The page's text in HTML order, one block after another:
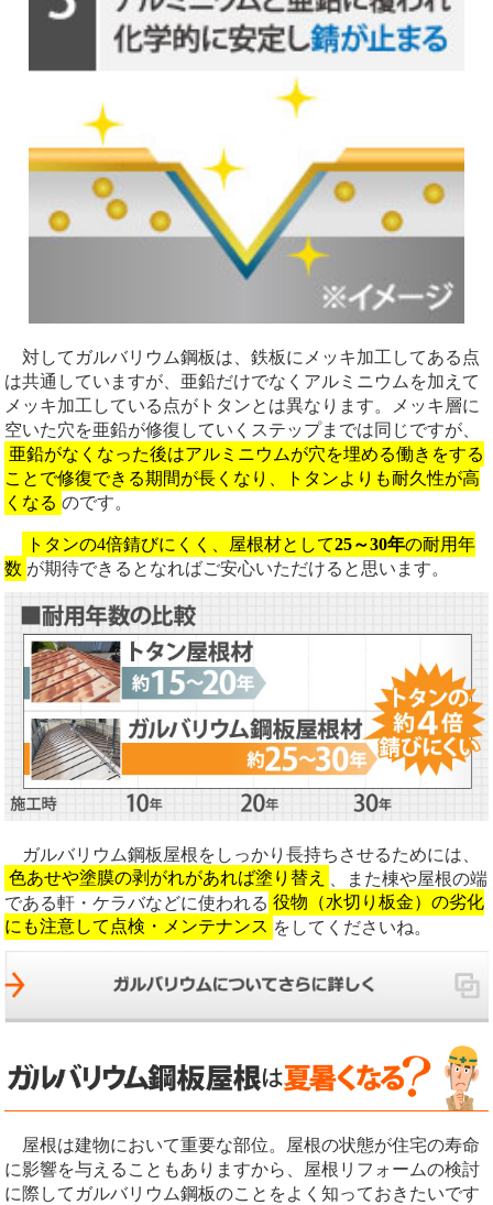
対してガルバリウム鋼板は、鉄板にメッキ加工してある点
は共通していますが、亜鉛だけでなくアルミニウムを加えて
メッキ加工している点がトタンとは異なります。メッキ層に
空いた穴を亜鉛が修復していくステップまでは同じですが、
亜鉛がなくなった後はアルミニウムが穴を埋める働きをする
ことで修復できる期間が長くなり、トタンよりも耐久性が高
くなる のです。
トタンの4倍錆びにくく、屋根材として25～30年の耐用年
数 が期待できるとなればご安心いただけると思います。
ガルバリウム鋼板屋根をしっかり長持ちさせるためには、
色あせや塗膜の剥がれがあれば塗り替え
、また棟や屋根の端
である軒・ケラバなどに使われる 役物（水切り板金）の劣化
にも注意して点検・メンテナンス をしてくださいね。
屋根は建物において重要な部位。屋根の状態が住宅の寿命
に影響を与えることもありますから、屋根リフォームの検討
に際してガルバリウム鋼板のことをよく知っておきたいです